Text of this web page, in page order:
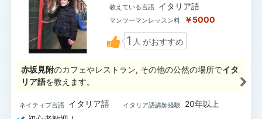
教えている言語 イタリア語
マンツーマンレッスン料 ￥5000
1 人 がおすすめ
赤坂見附のカフェやレストラン, その他の公然の場所でイタ
リア語を教えます。
ネイティブ言語 イタリア語 イタリア語講師経験
20年以上